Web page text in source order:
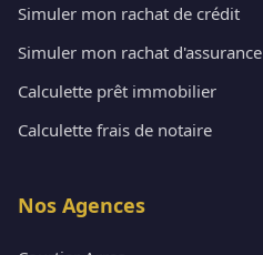
Simuler mon rachat de crédit
Simuler mon rachat d'assurance
Calculette prêt immobilier
Calculette frais de notaire
Nos Agences